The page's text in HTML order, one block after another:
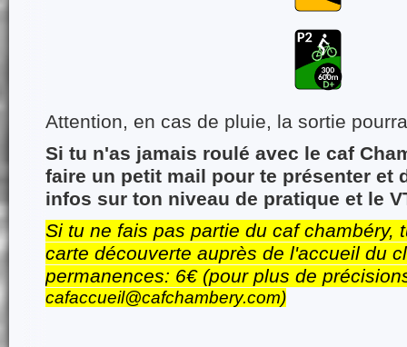
Attention, en cas de pluie, la sortie
Si tu n'as jamais roulé avec le caf
faire un petit mail pour te présenter et
infos sur ton niveau de pratique et le
Si tu ne fais pas partie du caf chambéry,
carte découverte auprès de l'accueil du
permanences: 6€ (pour plus de
cafaccueil@cafchambery.com)